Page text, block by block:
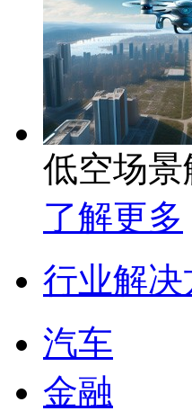
低空场
了解更多
行业解决
汽车
金融